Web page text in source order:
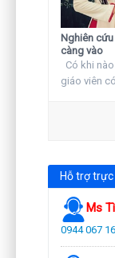
Nghiên
càng vào
Có khi
giáo viên
Hỗ trợ
Ms
0944 067